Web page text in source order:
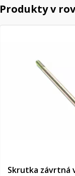
Produkty v
Skrutka závrtná